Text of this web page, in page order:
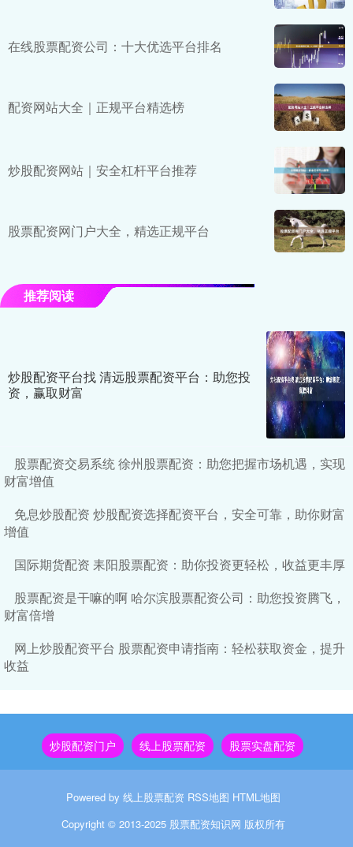
在线股票配资公司：十大优选平台排名
配资网站大全｜正规平台精选榜
炒股配资网站｜安全杠杆平台推荐
股票配资网门户大全，精选正规平台
推荐阅读
炒股配资平台找 清远股票配资平台：助您投
资，赢取财富
股票配资交易系统 徐州股票配资：助您把握市场机遇，实现
财富增值
免息炒股配资 炒股配资选择配资平台，安全可靠，助你财富
增值
国际期货配资 耒阳股票配资：助你投资更轻松，收益更丰厚
股票配资是干嘛的啊 哈尔滨股票配资公司：助您投资腾飞，
财富倍增
网上炒股配资平台 股票配资申请指南：轻松获取资金，提升
收益
炒股配资门户 线上股票配资 股票实盘配资
Powered by 线上股票配资 RSS地图 HTML地图
Copyright © 2013-2025 股票配资知识网 版权所有